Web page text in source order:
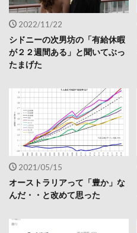
2022/11/22
シドニーの次男坊の「有給休暇
が２２週間ある」と聞いてぶっ
たまげた
2021/05/15
オーストラリアって「豊か」な
んだ・・と改めて思った